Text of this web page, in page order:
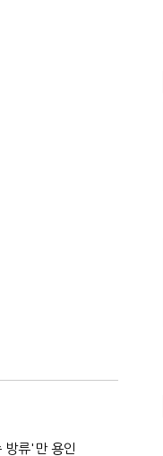
방류'만 용인